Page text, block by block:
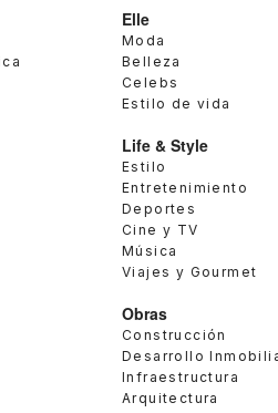
Elle
Moda
Belleza
Celebs
Estilo de vida
Life & Style
Estilo
Entretenimiento
Deportes
Cine y TV
Música
Viajes y Gourmet
Obras
Construcción
Desarrollo
Infraestructura
Arquitectura